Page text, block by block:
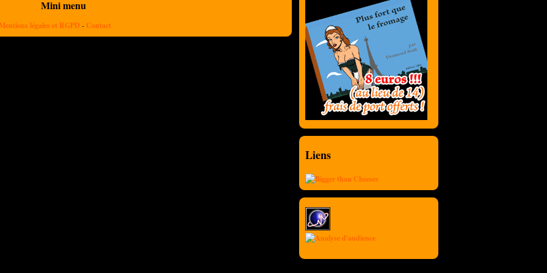
Mini menu
Mentions légales et RGPD - Contact
Liens